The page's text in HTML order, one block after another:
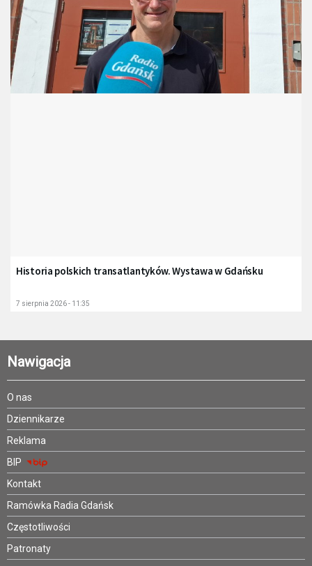
Historia polskich transatlantyków. Wystawa w Gdańsku
7 sierpnia 2026 - 11:35
Nawigacja
O nas
Dziennikarze
Reklama
BIP
Kontakt
Ramówka Radia Gdańsk
Częstotliwości
Patronaty